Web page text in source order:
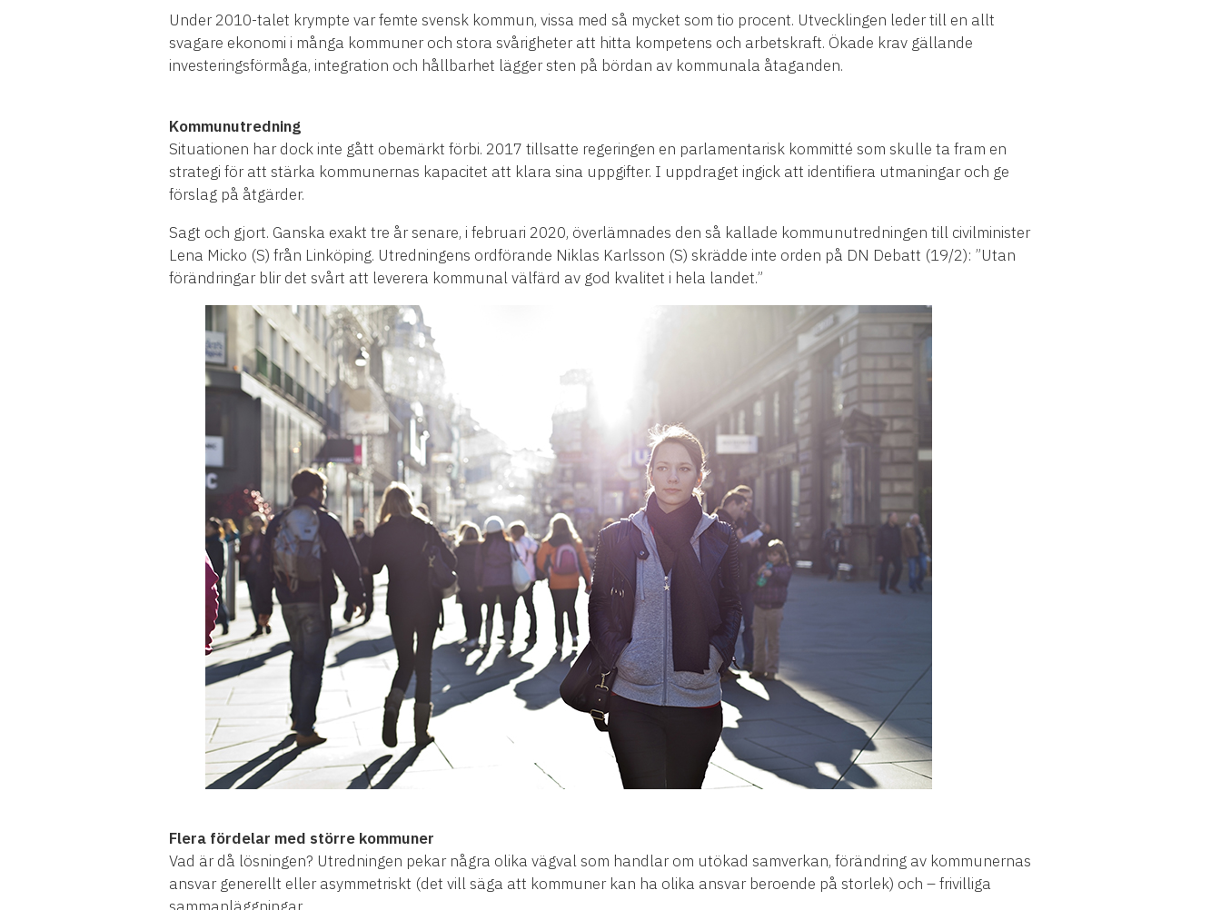
Under 2010-talet krympte var femte svensk kommun, vissa med så mycket som tio procent. Utvecklingen leder till en allt
svagare ekonomi i många kommuner och stora svårigheter att hitta kompetens och arbetskraft. Ökade krav gällande
investeringsförmåga, integration och hållbarhet lägger sten på bördan av kommunala åtaganden.
Kommunutredning
Situationen har dock inte gått obemärkt förbi. 2017 tillsatte regeringen en parlamentarisk kommitté som skulle ta fram en
strategi för att stärka kommunernas kapacitet att klara sina uppgifter. I uppdraget ingick att identifiera utmaningar och ge
förslag på åtgärder.
Sagt och gjort. Ganska exakt tre år senare, i februari 2020, överlämnades den så kallade kommunutredningen till civilminister
Lena Micko (S) från Linköping. Utredningens ordförande Niklas Karlsson (S) skrädde inte orden på DN Debatt (19/2): ”Utan
förändringar blir det svårt att leverera kommunal välfärd av god kvalitet i hela landet.”
Flera fördelar med större kommuner
Vad är då lösningen? Utredningen pekar några olika vägval som handlar om utökad samverkan, förändring av kommunernas
ansvar generellt eller asymmetriskt (det vill säga att kommuner kan ha olika ansvar beroende på storlek) och – frivilliga